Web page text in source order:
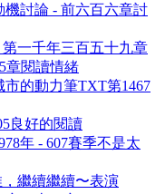
討論 - 前六百六章討
一千年三百五十九章
章閱讀情緒
的動力筆TXT第1467
良好的閱讀
年 - 607賽季不是太
繼續繼續〜表演